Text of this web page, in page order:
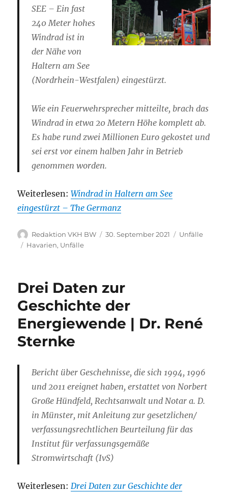
SEE – Ein fast
240 Meter hohes
Windrad ist in
der Nähe von
Haltern am See
(Nordrhein-Westfalen) eingestürzt.
Wie ein Feuerwehrsprecher mitteilte, brach das
Windrad in etwa 20 Metern Höhe komplett ab.
Es habe rund zwei Millionen Euro gekostet und
sei erst vor einem halben Jahr in Betrieb
genommen worden.
Weiterlesen:Windrad in Haltern am See
eingestürzt – The Germanz
Autor
Redaktion VKH BW
Veröffentlicht
30. September 2021 Kategorien
Unfälle
Schlagwörter
Havarien, Unfälle
Drei Daten zur
Geschichte der
Energiewende | Dr. René
Sternke
Bericht über Geschehnisse, die sich 1994, 1996
und 2011 ereignet haben, erstattet von Norbert
Große Hündfeld, Rechtsanwalt und Notar a. D.
in Münster, mit Anleitung zur gesetzlichen/
verfassungsrechtlichen Beurteilung für das
Institut für verfassungsgemäße
Stromwirtschaft (IvS)
Weiterlesen: Drei Daten zur Geschichte der